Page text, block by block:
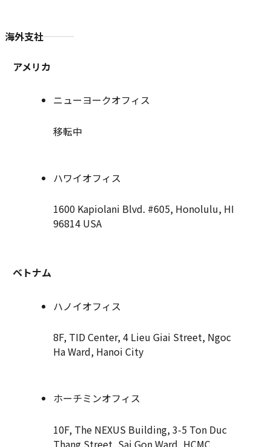
海外支社
アメリカ
ニューヨークオフィス
移転中
ハワイオフィス
1600 Kapiolani Blvd. #605, Honolulu, HI
96814 USA
ベトナム
ハノイオフィス
8F, TID Center, 4 Lieu Giai Street, Ngoc
Ha Ward, Hanoi City
ホーチミンオフィス
10F, The NEXUS Building, 3-5 Ton Duc
Thang Street, Sai Gon Ward, HCMC